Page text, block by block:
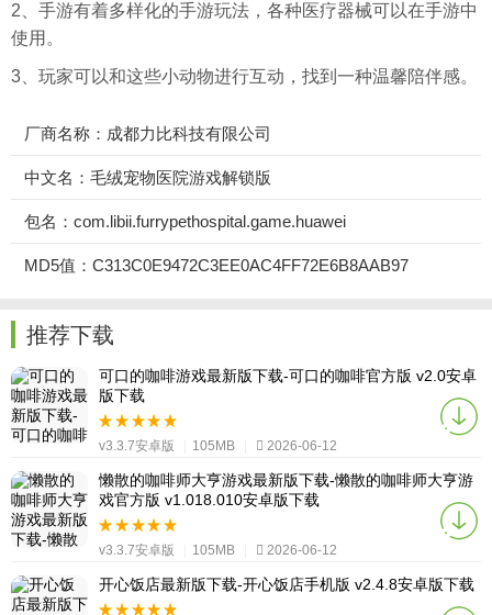
2、手游有着多样化的手游玩法，各种医疗器械可以在手游中
使用。
3、玩家可以和这些小动物进行互动，找到一种温馨陪伴感。
厂商名称：成都力比科技有限公司
中文名：毛绒宠物医院游戏解锁版
包名：com.libii.furrypethospital.game.huawei
MD5值：C313C0E9472C3EE0AC4FF72E6B8AAB97
推荐下载
可口的咖啡游戏最新版下载-可口的咖啡官方版 v2.0安卓
版下载
v3.3.7安卓版 105MB 2026-06-12
懒散的咖啡师大亨游戏最新版下载-懒散的咖啡师大亨游
戏官方版 v1.018.010安卓版下载
v3.3.7安卓版 105MB 2026-06-12
开心饭店最新版下载-开心饭店手机版 v2.4.8安卓版下载